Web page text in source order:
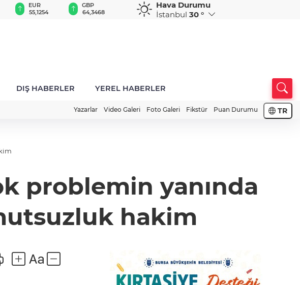
EUR
55,1254
GBP
64,3468
CHF
59,0083
CAD
34,1883
Hava Durumu
İstanbul 30 °
DIŞ HABERLER YEREL HABERLER
Yazarlar Video Galeri Foto Galeri Fikstür Puan Durumu TR
problemin yanında
hakim